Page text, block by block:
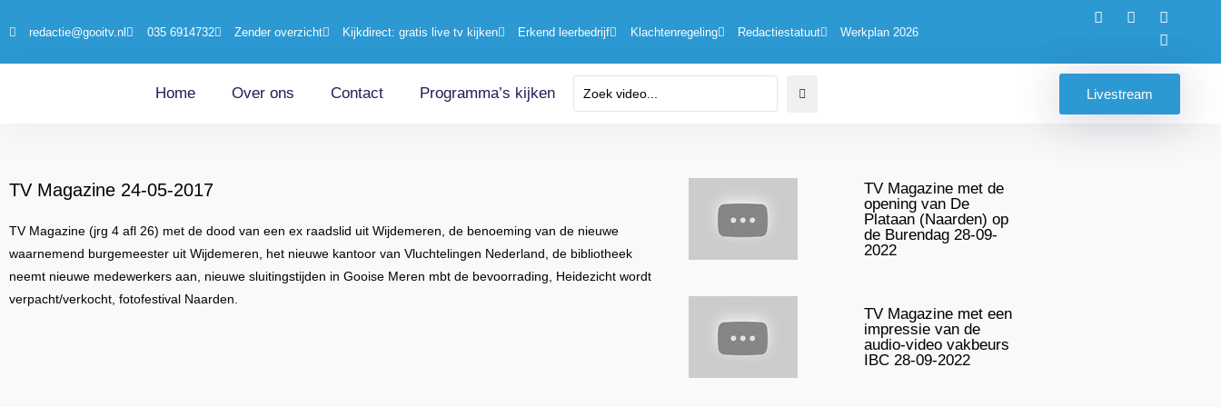
redactie@gooitv.nl 035 6914732 Zender overzicht Kijkdirect: gratis live tv kijken Erkend leerbedrijf Klachtenregeling Redactiestatuut Werkplan 2026
Home Over ons Contact Programma’s kijken Livestream
TV Magazine 24-05-2017
TV Magazine (jrg 4 afl 26) met de dood van een ex raadslid uit Wijdemeren, de benoeming van de nieuwe
waarnemend burgemeester uit Wijdemeren, het nieuwe kantoor van Vluchtelingen Nederland, de bibliotheek
neemt nieuwe medewerkers aan, nieuwe sluitingstijden in Gooise Meren mbt de bevoorrading, Heidezicht wordt
verpacht/verkocht, fotofestival Naarden.
TV Magazine met de
opening van De
Plataan (Naarden) op
de Burendag 28-09-
2022
TV Magazine met een
impressie van de
audio-video vakbeurs
IBC 28-09-2022